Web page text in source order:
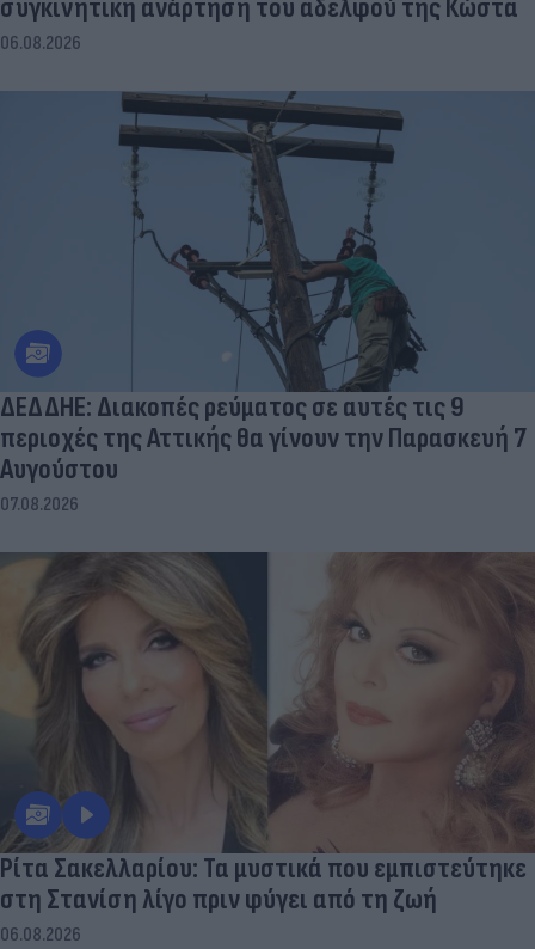
Ένας χρόνος χωρίς τη Λένα Σαμαρά: Η
συγκινητική ανάρτηση του αδελφού της Κώστα
ΔΕΔΔΗΕ: Διακοπές ρεύματος σε αυτές τις 9
περιοχές της Αττικής θα γίνουν την Παρασκευή 7
Αυγούστου
Ρίτα Σακελλαρίου: Τα μυστικά που εμπιστεύτηκε
στη Στανίση λίγο πριν φύγει από τη ζωή